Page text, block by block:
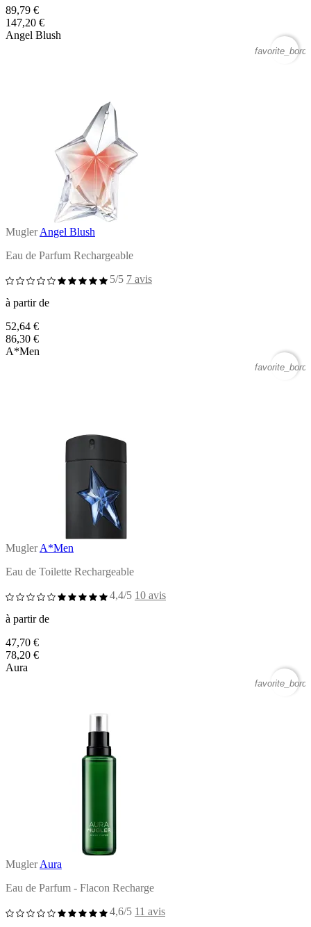
89,79 €
147,20 €
Angel Blush
Mugler Angel Blush
Eau de Parfum Rechargeable
5/5 7 avis
à partir de
52,64 €
86,30 €
A*Men
Mugler A*Men
Eau de Toilette Rechargeable
4,4/5 10 avis
à partir de
47,70 €
78,20 €
Aura
Mugler Aura
Eau de Parfum - Flacon Recharge
4,6/5 11 avis